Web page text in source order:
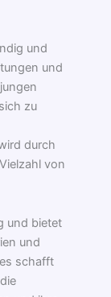
und
und
zu
durch
von
und bietet
und
schafft